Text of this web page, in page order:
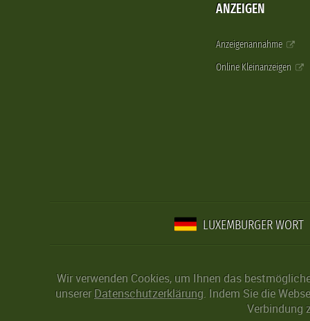
ANZEIGEN
Anzeigenannahme
Online Kleinanzeigen
LUXEMBURGER WORT
Wir verwenden Cookies, um Ihnen das
unserer Datenschutzerklärung. Indem Sie die
Verbindung